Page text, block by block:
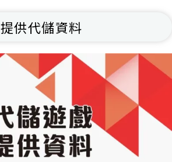
提供代儲資料